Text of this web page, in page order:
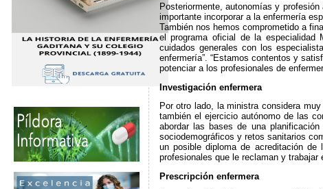
Posteriormente, autonomías y
importante incorporar a la enfermería
También nos hemos comprometido a
el programa oficial de la especialidad
cuidados generales con los
enfermería”. “Estamos contentos y
potenciar a los profesionales de
Investigación enfermera
Por otro lado, la ministra considera
también el ejercicio autónomo de las
abordar las bases de una
sociodemográficos y retos sanitarios
un posible diploma de acreditación de
profesionales que le reclaman y
Prescripción enfermera